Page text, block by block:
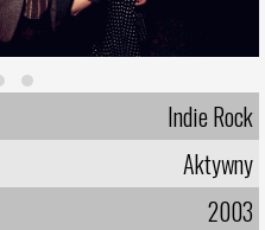
Indie Rock
Aktywny
2003